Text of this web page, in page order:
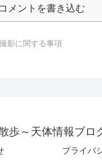
コメントを書き込む
影に関する事項
歩～天体情報ブロ
プライバ